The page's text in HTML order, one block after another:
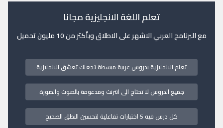
تعلم اللغة الانجليزية مجانا
مع البرنامج العربي الاشهر على الاطلاق وبأكثر من 10 مليون تحميل
تعلم الانجليزية بدروس عربية مبسطة تجعلك تعشق الانجليزية
جميع الدروس لا تحتاج الى انترنت ومدعومة بالصوت والصورة
كل درس فيه 5 اختبارات تفاعلية لتحسين النطق الصحيح